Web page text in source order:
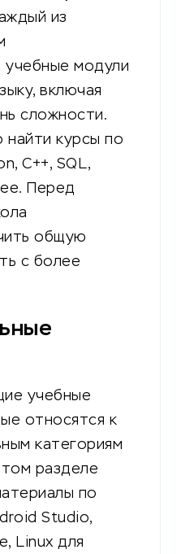
из
учебные модули
включая
сложности.
курсы по
C++, SQL,
Перед
общую
с более
учебные
относятся к
категориям
разделе
по
Studio,
Linux для